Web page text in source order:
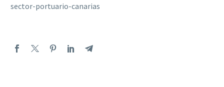
sector-portuario-canarias